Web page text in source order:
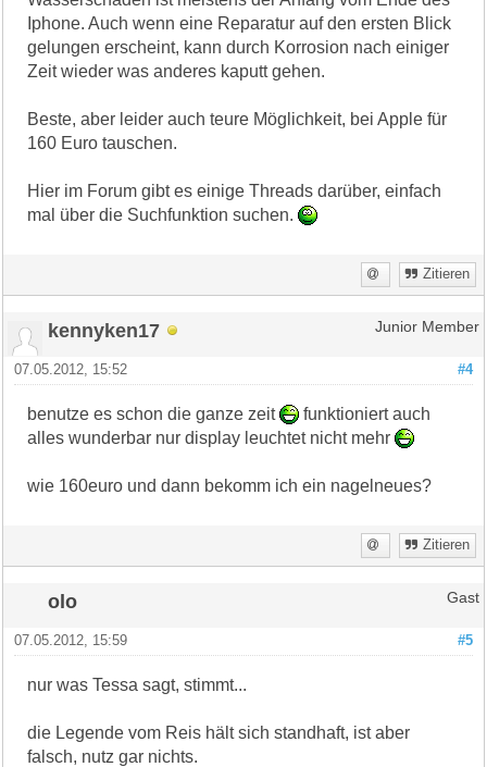
Iphone. Auch wenn eine Reparatur auf den ersten Blick
gelungen erscheint, kann durch Korrosion nach einiger
Zeit wieder was anderes kaputt gehen.
Beste, aber leider auch teure Möglichkeit, bei Apple für
160 Euro tauschen.
Hier im Forum gibt es einige Threads darüber, einfach
mal über die Suchfunktion suchen.
Zitieren
kennyken17 Junior Member
#4
07.05.2012, 15:52
benutze es schon die ganze zeit
funktioniert auch
alles wunderbar nur display leuchtet nicht mehr
wie 160euro und dann bekomm ich ein nagelneues?
Zitieren
olo Gast
#5
07.05.2012, 15:59
nur was Tessa sagt, stimmt...
die Legende vom Reis hält sich standhaft, ist aber
falsch, nutz gar nichts.